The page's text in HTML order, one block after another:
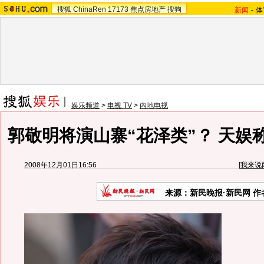
搜狐 ChinaRen 17173 焦点房地产 搜狗 新闻 -
娱乐频道 > 电视 TV > 内地电视
郭敬明将演山寨“花泽类”？ 天娱
2008年12月01日16:56 [我来说
来源：新民晚报·新民网 作